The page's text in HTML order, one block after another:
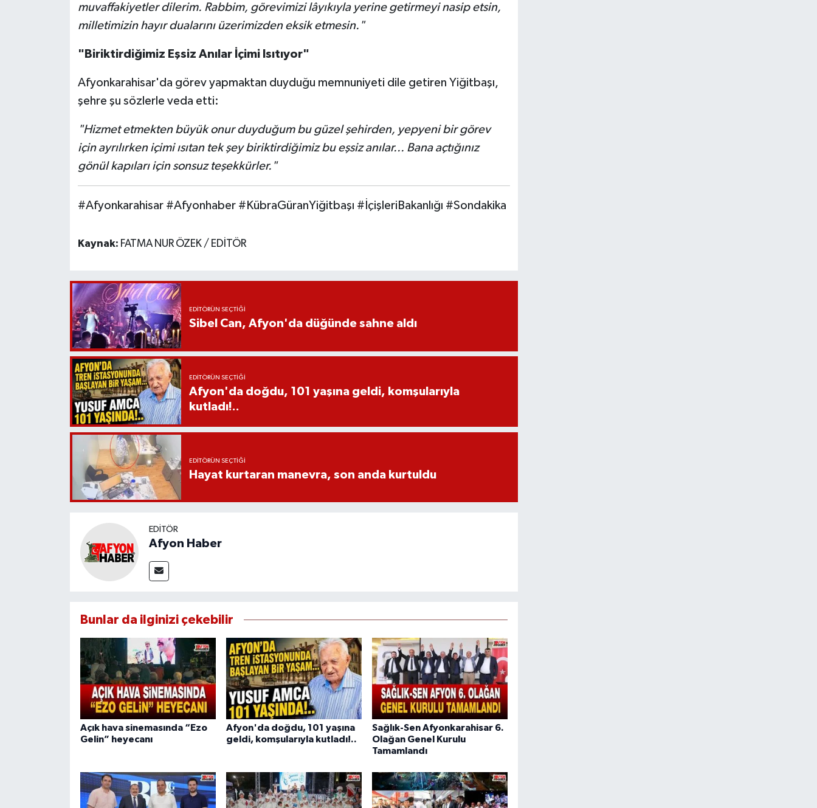
muvaffakiyetler dilerim. Rabbim, görevimizi lâyıkıyla yerine getirmeyi nasip etsin,
milletimizin hayır dualarını üzerimizden eksik etmesin."
"Biriktirdiğimiz Eşsiz Anılar İçimi Isıtıyor"
Afyonkarahisar'da görev yapmaktan duyduğu memnuniyeti dile getiren Yiğitbaşı,
şehre şu sözlerle veda etti:
"Hizmet etmekten büyük onur duyduğum bu güzel şehirden, yepyeni bir görev
için ayrılırken içimi ısıtan tek şey biriktirdiğimiz bu eşsiz anılar... Bana açtığınız
gönül kapıları için sonsuz teşekkürler."
#Afyonkarahisar #Afyonhaber #KübraGüranYiğitbaşı #İçişleriBakanlığı #Sondakika
Kaynak: FATMA NUR ÖZEK / EDİTÖR
EDITÖRÜN SEÇTIĞI
Sibel Can, Afyon'da düğünde sahne aldı
EDITÖRÜN SEÇTIĞI
Afyon'da doğdu, 101 yaşına geldi, komşularıyla
kutladı!..
EDITÖRÜN SEÇTIĞI
Hayat kurtaran manevra, son anda kurtuldu
EDITÖR
Afyon Haber
Bunlar da ilginizi çekebilir
Açık hava sinemasında “Ezo
Gelin” heyecanı
Afyon'da doğdu, 101 yaşına
geldi, komşularıyla kutladı!..
Sağlık-Sen Afyonkarahisar 6.
Olağan Genel Kurulu
Tamamlandı